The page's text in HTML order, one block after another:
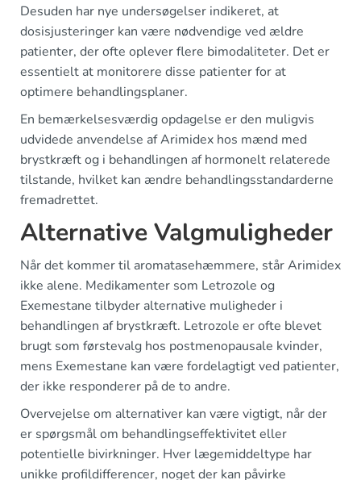
Desuden har nye undersøgelser indikeret, at
dosisjusteringer kan være nødvendige ved ældre
patienter, der ofte oplever flere bimodaliteter. Det er
essentielt at monitorere disse patienter for at
optimere behandlingsplaner.
En bemærkelsesværdig opdagelse er den muligvis
udvidede anvendelse af Arimidex hos mænd med
brystkræft og i behandlingen af hormonelt relaterede
tilstande, hvilket kan ændre behandlingsstandarderne
fremadrettet.
Alternative Valgmuligheder
Når det kommer til aromatasehæmmere, står Arimidex
ikke alene. Medikamenter som Letrozole og
Exemestane tilbyder alternative muligheder i
behandlingen af brystkræft. Letrozole er ofte blevet
brugt som førstevalg hos postmenopausale kvinder,
mens Exemestane kan være fordelagtigt ved patienter,
der ikke responderer på de to andre.
Overvejelse om alternativer kan være vigtigt, når der
er spørgsmål om behandlingseffektivitet eller
potentielle bivirkninger. Hver lægemiddeltype har
unikke profildifferencer, noget der kan påvirke